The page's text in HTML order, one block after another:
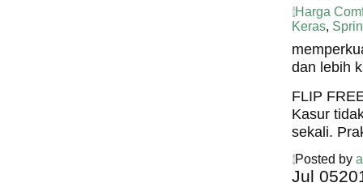
Harga
Keras,
dan lebih
FLIP
Kasur
sekali.
Posted by
Jul 05